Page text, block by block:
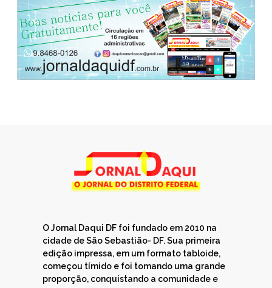
O Jornal Daqui DF foi fundado em 2010 na
cidade de São Sebastião- DF. Sua primeira
edição impressa, em um formato tabloide,
começou tímido e foi tomando uma grande
proporção, conquistando a comunidade e